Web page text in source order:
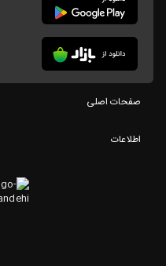
صفحات اصلی
اطلاعات